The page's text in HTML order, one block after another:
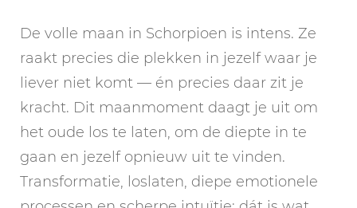
De volle maan in Schorpioen is intens. Ze
raakt precies die plekken in jezelf waar je
liever niet komt — én precies daar zit je
kracht. Dit maanmoment daagt je uit om
het oude los te laten, om de diepte in te
gaan en jezelf opnieuw uit te vinden.
Transformatie, loslaten, diepe emotionele